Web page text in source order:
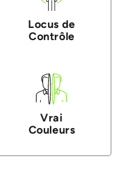
Locus de
Contrôle
Vrai
Couleurs